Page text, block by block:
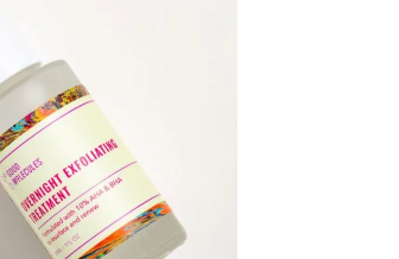
se
pueden
elegir
en
la
página